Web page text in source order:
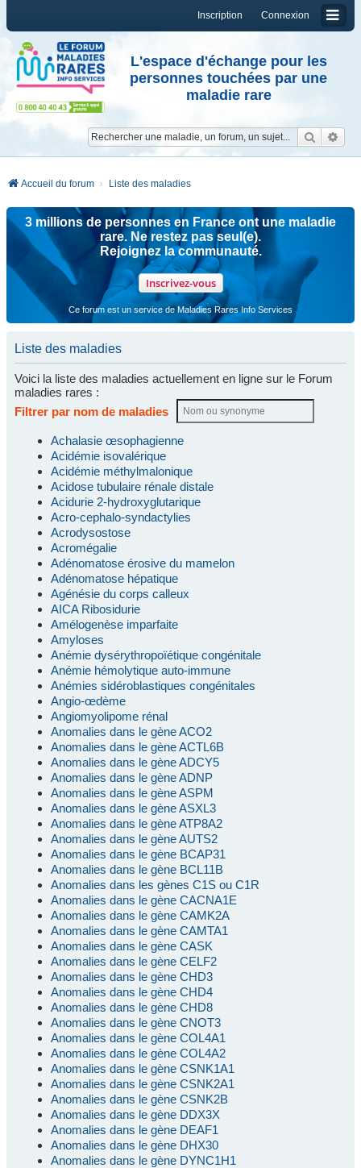
Connexion
Inscription
L'espace d'échange pour les
personnes touchées par une
maladie rare
Accueil du forum Liste des maladies
3 millions de personnes en France ont une maladie
rare. Ne restez pas seul(e).
Rejoignez la communauté.
Inscrivez-vous
Ce forum est un service de Maladies Rares Info Services
Liste des maladies
Voici la liste des maladies actuellement en ligne sur le Forum
maladies rares :
Filtrer par nom de maladies
Achalasie œsophagienne
Acidémie isovalérique
Acidémie méthylmalonique
Acidose tubulaire rénale distale
Acidurie 2-hydroxyglutarique
Acro-cephalo-syndactylies
Acrodysostose
Acromégalie
Adénomatose érosive du mamelon
Adénomatose hépatique
Agénésie du corps calleux
AICA Ribosidurie
Amélogenèse imparfaite
Amyloses
Anémie dysérythropoïétique congénitale
Anémie hémolytique auto-immune
Anémies sidéroblastiques congénitales
Angio-œdème
Angiomyolipome rénal
Anomalies dans le gène ACO2
Anomalies dans le gène ACTL6B
Anomalies dans le gène ADCY5
Anomalies dans le gène ADNP
Anomalies dans le gène ASPM
Anomalies dans le gène ASXL3
Anomalies dans le gène ATP8A2
Anomalies dans le gène AUTS2
Anomalies dans le gène BCAP31
Anomalies dans le gène BCL11B
Anomalies dans les gènes C1S ou C1R
Anomalies dans le gène CACNA1E
Anomalies dans le gène CAMK2A
Anomalies dans le gène CAMTA1
Anomalies dans le gène CASK
Anomalies dans le gène CELF2
Anomalies dans le gène CHD3
Anomalies dans le gène CHD4
Anomalies dans le gène CHD8
Anomalies dans le gène CNOT3
Anomalies dans le gène COL4A1
Anomalies dans le gène COL4A2
Anomalies dans le gène CSNK1A1
Anomalies dans le gène CSNK2A1
Anomalies dans le gène CSNK2B
Anomalies dans le gène DDX3X
Anomalies dans le gène DEAF1
Anomalies dans le gène DHX30
Anomalies dans le gène DYNC1H1